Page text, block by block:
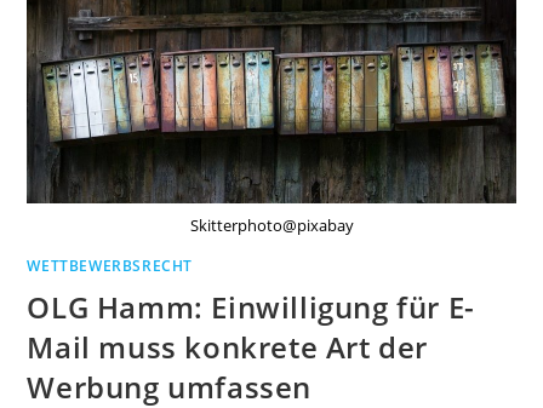
Skitterphoto@pixabay
WETTBEWERBSRECHT
OLG Hamm: Einwilligung für E-
Mail muss konkrete Art der
Werbung umfassen